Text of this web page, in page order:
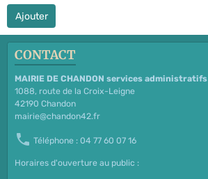
Ajouter
CONTACT
MAIRIE DE CHANDON services administratifs
1088, route de la Croix-Leigne
42190 Chandon
mairie@chandon42.fr
Téléphone : 04 77 60 07 16
Horaires d'ouverture au public :